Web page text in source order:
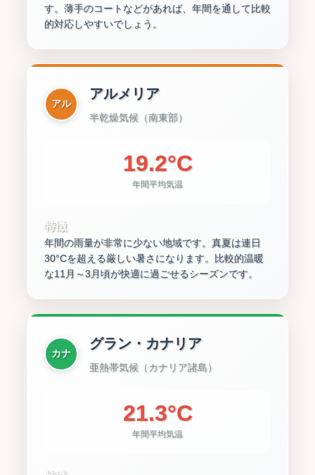
す。薄手のコートなどがあれば、年間を通して比較
的対応しやすいでしょう。
アル
アルメリア
半乾燥気候（南東部）
19.2°C
年間平均気温
特徴
年間の雨量が非常に少ない地域です。真夏は連日
30°Cを超える厳しい暑さになります。比較的温暖
な11月～3月頃が快適に過ごせるシーズンです。
カナ
グラン・カナリア
亜熱帯気候（カナリア諸島）
21.3°C
年間平均気温